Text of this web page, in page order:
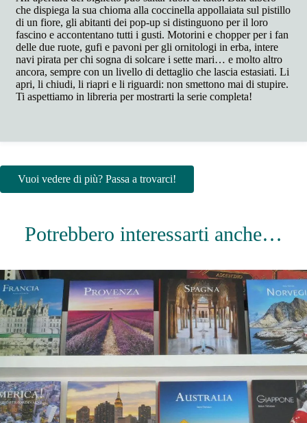
che dispiega la sua chioma alla coccinella appollaiata sul pistillo
di un fiore, gli abitanti dei pop-up si distinguono per il loro
fascino e accontentano tutti i gusti. Motorini e chopper per i fan
delle due ruote, gufi e pavoni per gli ornitologi in erba, intere
navi pirata per chi sogna di solcare i sette mari… e molto altro
ancora, sempre con un livello di dettaglio che lascia estasiati. Li
apri, li chiudi, li riapri e li riguardi: non smettono mai di stupire.
Ti aspettiamo in libreria per mostrarti la serie completa!
Vuoi vedere di più? Passa a trovarci!
Potrebbero interessarti anche…